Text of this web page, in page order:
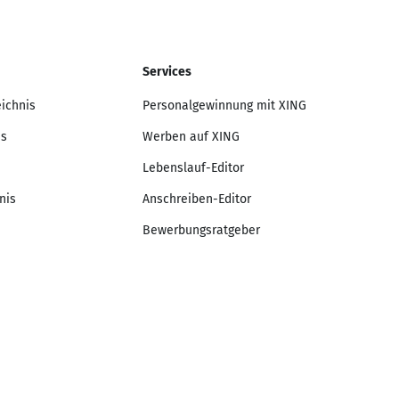
Services
Personalgewinnung mit XING
Werben auf XING
Lebenslauf-Editor
Anschreiben-Editor
Bewerbungsratgeber